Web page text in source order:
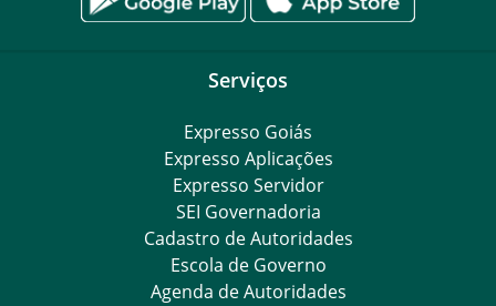
Serviços
Expresso Goiás
Expresso Aplicações
Expresso Servidor
SEI Governadoria
Cadastro de Autoridades
Escola de Governo
Agenda de Autoridades